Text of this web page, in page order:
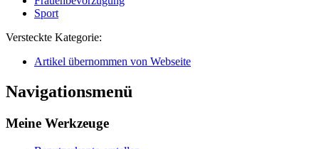
Sport
Versteckte Kategorie:
Artikel übernommen von Webseite
Navigationsmenü
Meine Werkzeuge